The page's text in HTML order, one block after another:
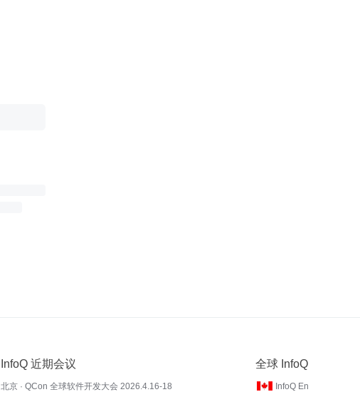
InfoQ 近期会议
北京 · QCon 全球软件开发大会 2026.4.16-18
全球 InfoQ
InfoQ En